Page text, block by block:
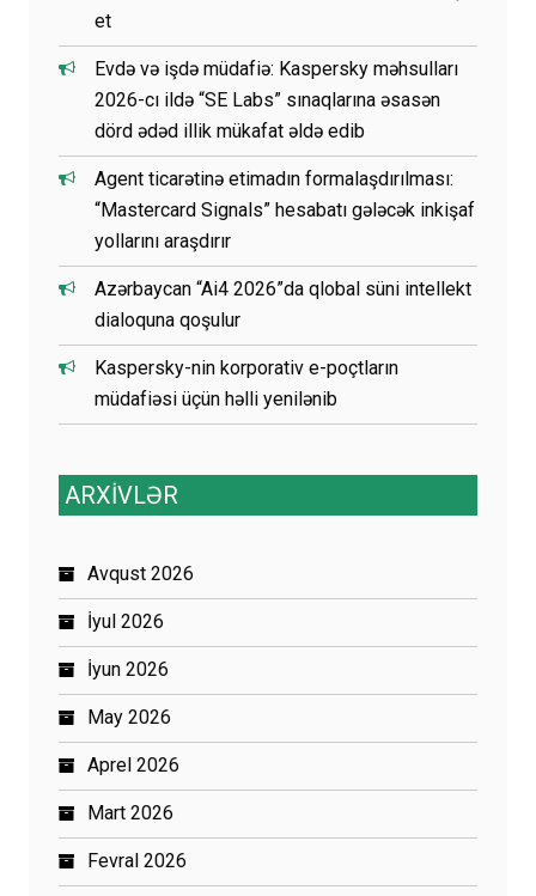
et
Evdə və işdə müdafiə: Kaspersky məhsulları
2026-cı ildə “SE Labs” sınaqlarına əsasən
dörd ədəd illik mükafat əldə edib
Agent ticarətinə etimadın formalaşdırılması:
“Mastercard Signals” hesabatı gələcək inkişaf
yollarını araşdırır
Azərbaycan “Ai4 2026”da qlobal süni intellekt
dialoquna qoşulur
Kaspersky-nin korporativ e-poçtların
müdafiəsi üçün həlli yenilənib
ARXİVLƏR
Avqust 2026
İyul 2026
İyun 2026
May 2026
Aprel 2026
Mart 2026
Fevral 2026